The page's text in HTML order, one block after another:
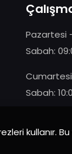
Pazartesi
Sabah:
Cumartesi
Sabah:
kullanır.